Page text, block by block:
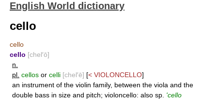
English World dictionary
cello
cello
cello [chel′ō]
n.
pl. cellos or celli [chel′ē] [< VIOLONCELLO]
an instrument of the violin family, between the viola and the
double bass in size and pitch; violoncello: also sp. 'cello